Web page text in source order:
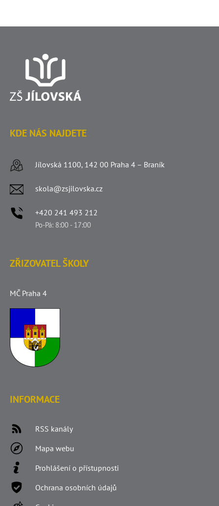
KDE NÁS NAJDETE
Jílovská 1100, 142 00 Praha 4 – Braník
skola@zsjilovska.cz
+420 241 493 212
Po-Pá: 8:00 - 17:00
ZŘIZOVATEL ŠKOLY
MČ Praha 4
INFORMACE
RSS kanály
Mapa webu
Prohlášení o přístupnosti
Ochrana osobních údajů